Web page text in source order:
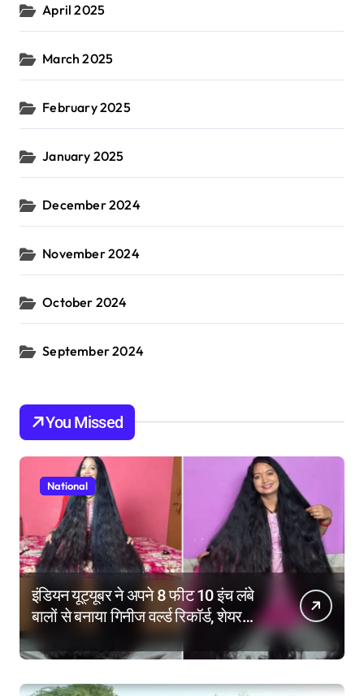
April 2025
March 2025
February 2025
January 2025
December 2024
November 2024
October 2024
September 2024
You Missed
National
इंडियन यूट्यूबर ने अपने 8 फीट 10 इंच लंबे
बालों से बनाया गिनीज वर्ल्ड रिकॉर्ड, शेयर
किए हेयर केयर टिप्स